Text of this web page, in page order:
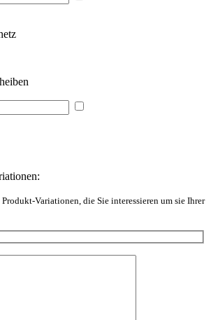
Variationen, die Sie interessieren um sie Ihrer